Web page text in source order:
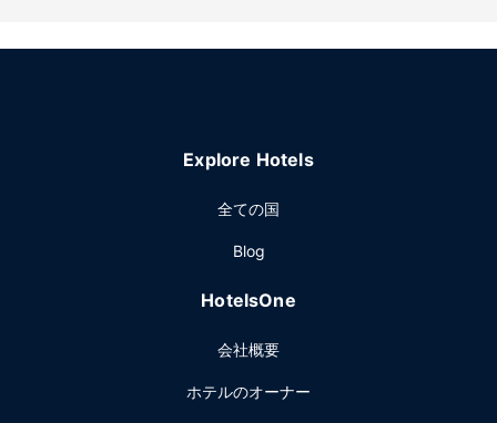
召し上がり、喉の渇きを癒してください。
ロントデスク、荷物保管サービスをお使いいただけます。こ
トにご利用いただけます。便利な駅でのお迎えを無料でご利
Explore Hotels
全ての国
Blog
HotelsOne
会社概要
ホテルのオーナー